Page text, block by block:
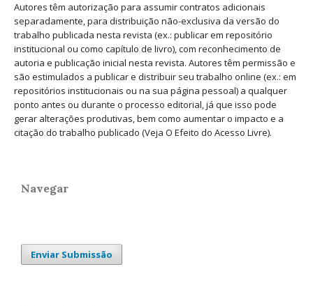
Autores têm autorização para assumir contratos adicionais
separadamente, para distribuição não-exclusiva da versão do
trabalho publicada nesta revista (ex.: publicar em repositório
institucional ou como capítulo de livro), com reconhecimento de
autoria e publicação inicial nesta revista. Autores têm permissão e
são estimulados a publicar e distribuir seu trabalho online (ex.: em
repositórios institucionais ou na sua página pessoal) a qualquer
ponto antes ou durante o processo editorial, já que isso pode
gerar alterações produtivas, bem como aumentar o impacto e a
citação do trabalho publicado (Veja O Efeito do Acesso Livre).
Navegar
Enviar Submissão